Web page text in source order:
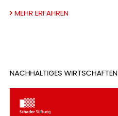
MEHR ERFAHREN
NACHHALTIGES WIRTSCHAFTEN